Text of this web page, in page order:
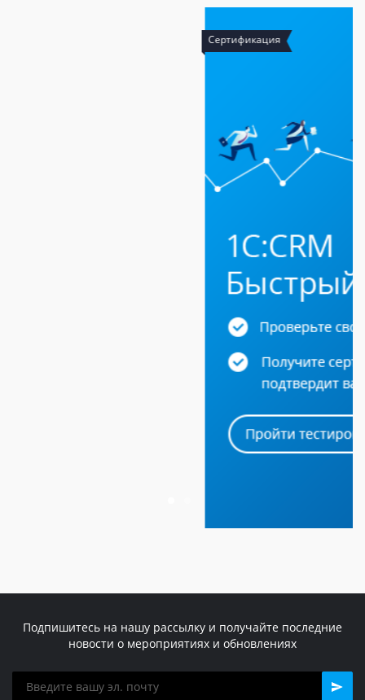
Подпишитесь на нашу рассылку и получайте последние
новости о мероприятиях и обновлениях